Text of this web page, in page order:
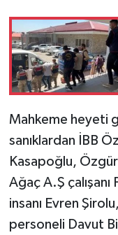
Mahkeme heyeti
sanıklardan İBB
Kasapoğlu, Özgür
Ağaç A.Ş çalışanı
insanı Evren
personeli Davut